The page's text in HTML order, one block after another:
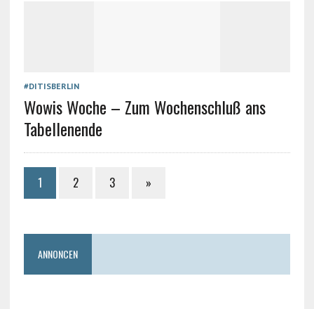
#DITISBERLIN
Wowis Woche – Zum Wochenschluß ans
Tabellenende
1 2 3 »
ANNONCEN